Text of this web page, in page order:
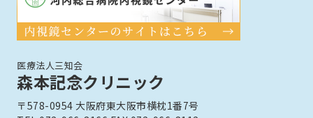
医療法人三知会
森本記念クリニック
〒578-0954 大阪府東大阪市横枕1番7号